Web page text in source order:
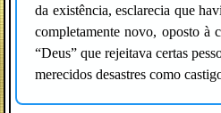
da existência, esclarecia que
completamente novo, oposto à
“Deus” que rejeitava certas
merecidos desastres como